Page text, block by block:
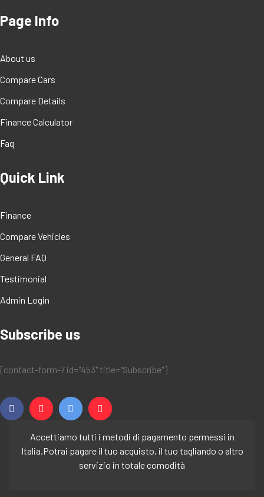
Page Info
About us
Compare Cars
Compare Details
Finance Calculator
Faq
Quick Link
Finance
Compare Vehicles
General FAQ
Testimonial
Admin Login
Subscribe us
[contact-form-7 id="453" title="Subscribe"]
Accettiamo tutti i metodi di pagamento permessi in
Italia.Potrai pagare il tuo acquisto, il tuo tagliando o altro
servizio in totale comodità